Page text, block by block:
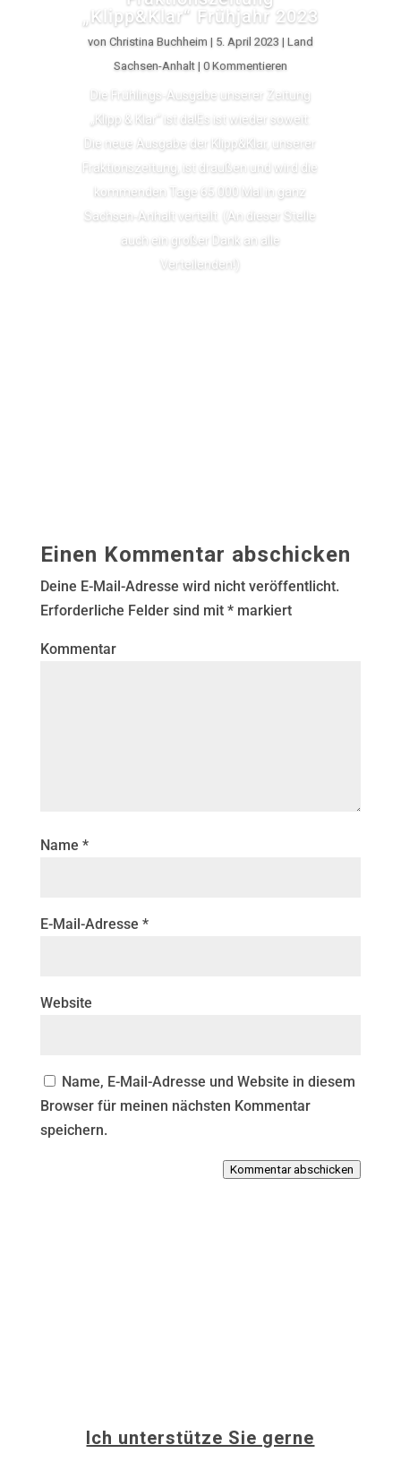
„Klipp&Klar“ Frühjahr 2023
von Christina Buchheim | 5. April 2023 | Land
Sachsen-Anhalt| 0 Kommentieren
Die Frühlings-Ausgabe unserer Zeitung
„Klipp & Klar“ ist da!Es ist wieder soweit:
Die neue Ausgabe der Klipp&Klar, unserer
Fraktionszeitung, ist draußen und wird die
kommenden Tage 65.000 Mal in ganz
Sachsen-Anhalt verteilt. (An dieser Stelle
auch ein großer Dank an alle
Verteilenden!)
Einen Kommentar abschicken
Deine E-Mail-Adresse wird nicht veröffentlicht.
Erforderliche Felder sind mit *markiert
Kommentar
Name *
E-Mail-Adresse *
Website
Name, E-Mail-Adresse und Website in diesem
Browser für meinen nächsten Kommentar
speichern.
Kommentar abschicken
Ich unterstütze Sie gerne